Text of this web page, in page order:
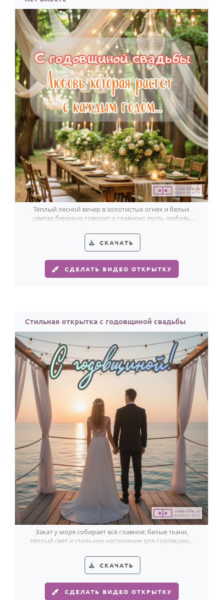
Тёплый лесной вечер в золотистых огнях и белых
цветах бережно говорит о главном: пусть любовь
СКАЧАТЬ
СДЕЛАТЬ ВИДЕО ОТКРЫТКУ
Стильная открытка с годовщиной свадьбы
Закат у моря собирает всё главное: белые ткани,
тёплый свет и стильное настроение для годовщины
СКАЧАТЬ
СДЕЛАТЬ ВИДЕО ОТКРЫТКУ